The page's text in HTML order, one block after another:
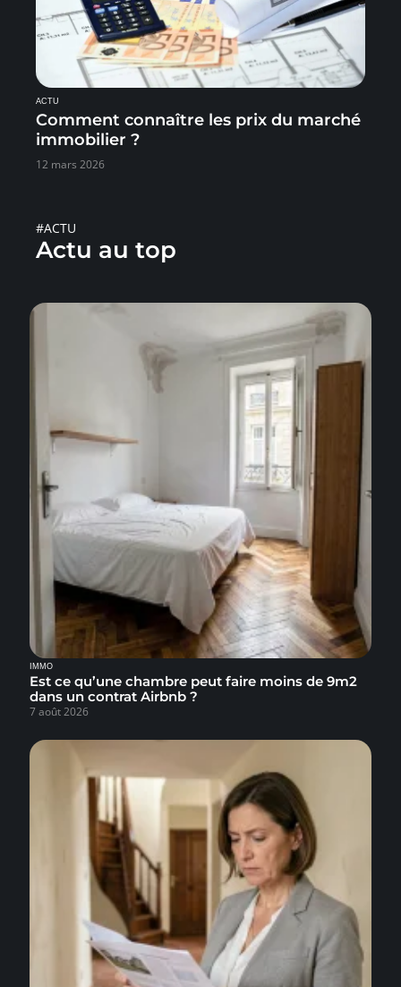
ACTU
Comment connaître les prix du marché
immobilier ?
12 mars 2026
#ACTU
Actu au top
IMMO
Est ce qu’une chambre peut faire moins de 9m2
dans un contrat Airbnb ?
7 août 2026